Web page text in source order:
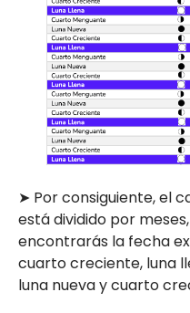
➤ Por consiguiente, el
está dividido por
encontrarás la fecha
cuarto creciente, luna
luna nueva y cuarto